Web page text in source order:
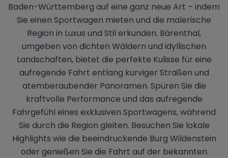
Baden-Württemberg auf eine ganz neue Art – indem
Sie einen Sportwagen mieten und die malerische
Region in Luxus und Stil erkunden. Bärenthal,
umgeben von dichten Wäldern und idyllischen
Landschaften, bietet die perfekte Kulisse für eine
aufregende Fahrt entlang kurviger Straßen und
atemberaubender Panoramen. Spüren Sie die
kraftvolle Performance und das aufregende
Fahrgefühl eines exklusiven Sportwagens, während
Sie durch die Region gleiten. Besuchen Sie lokale
Highlights wie die beeindruckende Burg Wildenstein
oder genießen Sie die Fahrt auf der bekannten